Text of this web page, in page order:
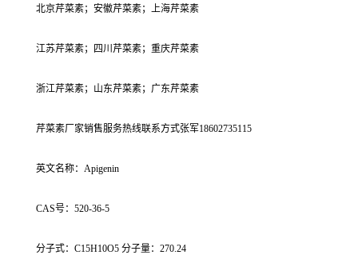
北京芹菜素；安徽芹菜素；上海芹菜素
江苏芹菜素；四川芹菜素；重庆芹菜素
浙江芹菜素；山东芹菜素；广东芹菜素
芹菜素厂家销售服务热线联系方式张军18602735115
英文名称：Apigenin
CAS号：520-36-5
分子式：C15H10O5 分子量：270.24